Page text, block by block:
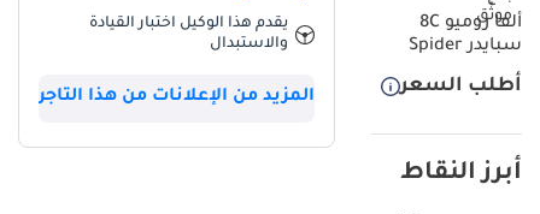
ألفا روميو 8C
سبايدر Spider
أطلب السعر
أبرز النقاط
يقدم هذا الوكيل اختبار القيادة
والاستبدال
المزيد من الإعلانات من هذا التاجر